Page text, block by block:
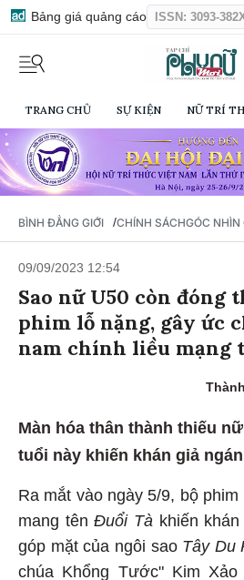
Bảng giá quảng cáo ISSN: 3093-
TRANG CHỦ SỰ KIỆN NỮ TRÍ
BÌNH ĐẲNG GIỚI /CHÍNH SÁCHGÓC NHÌN
09/09/2023 12:54
Sao nữ U50 còn đóng
phim lỗ nặng, gây ức
nam chính liều mạng
Màn hóa thân thành thiếu
tuổi này khiến khán giả ngán
Ra mắt vào ngày 5/9, bộ
mang tênĐuổi Tà khiến
góp mặt của ngôi sao Tây Du
chúa Khổng Tước" Kim